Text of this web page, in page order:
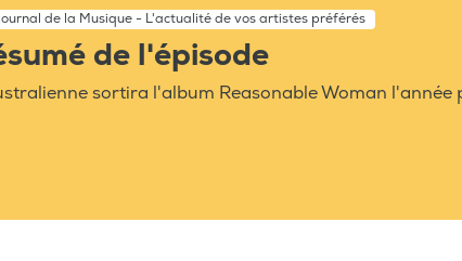
de la Musique - L'actualité de vos artistes préférés
de l'épisode
sortira l'album Reasonable Woman l'année